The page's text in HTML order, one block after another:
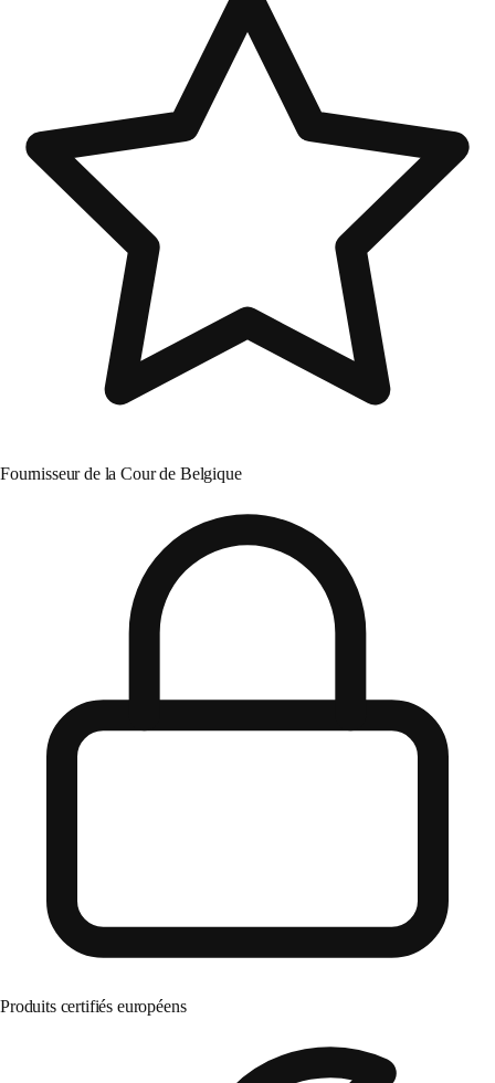
Fournisseur de la Cour de Belgique
Produits certifiés européens